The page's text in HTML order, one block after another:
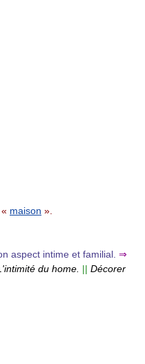
maison ».
aspect intime et familial. ⇒
du home. || Décorer